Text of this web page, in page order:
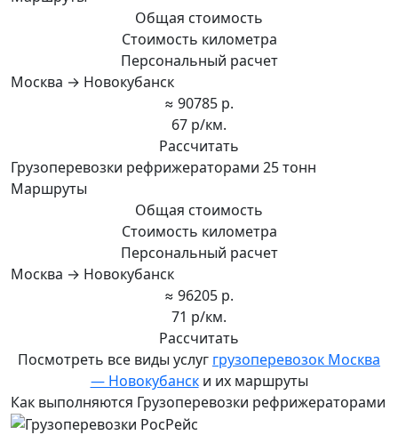
Общая стоимость
Стоимость километра
Персональный расчет
Москва → Новокубанск
≈ 90785 р.
67 р/км.
Рассчитать
Грузоперевозки рефрижераторами 25 тонн
Маршруты
Общая стоимость
Стоимость километра
Персональный расчет
Москва → Новокубанск
≈ 96205 р.
71 р/км.
Рассчитать
Посмотреть все виды услуг грузоперевозок Москва
— Новокубански их маршруты
Как выполняются Грузоперевозки рефрижераторами